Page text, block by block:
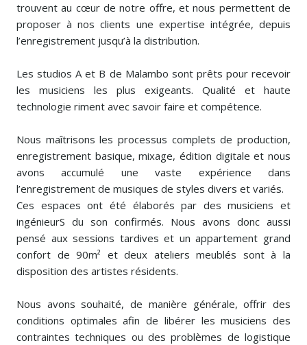
trouvent au cœur de notre offre, et nous permettent de
proposer à nos clients une expertise intégrée, depuis
l’enregistrement jusqu’à la distribution.
Les studios A et B de Malambo sont prêts pour recevoir
les musiciens les plus exigeants. Qualité et haute
technologie riment avec savoir faire et compétence.
Nous maîtrisons les processus complets de production,
enregistrement basique, mixage, édition digitale et nous
avons accumulé une vaste expérience dans
l’enregistrement de musiques de styles divers et variés.
Ces espaces ont été élaborés par des musiciens et
ingénieurS du son confirmés. Nous avons donc aussi
pensé aux sessions tardives et un appartement grand
confort de 90m² et deux ateliers meublés sont à la
disposition des artistes résidents.
Nous avons souhaité, de manière générale, offrir des
conditions optimales afin de libérer les musiciens des
contraintes techniques ou des problèmes de logistique